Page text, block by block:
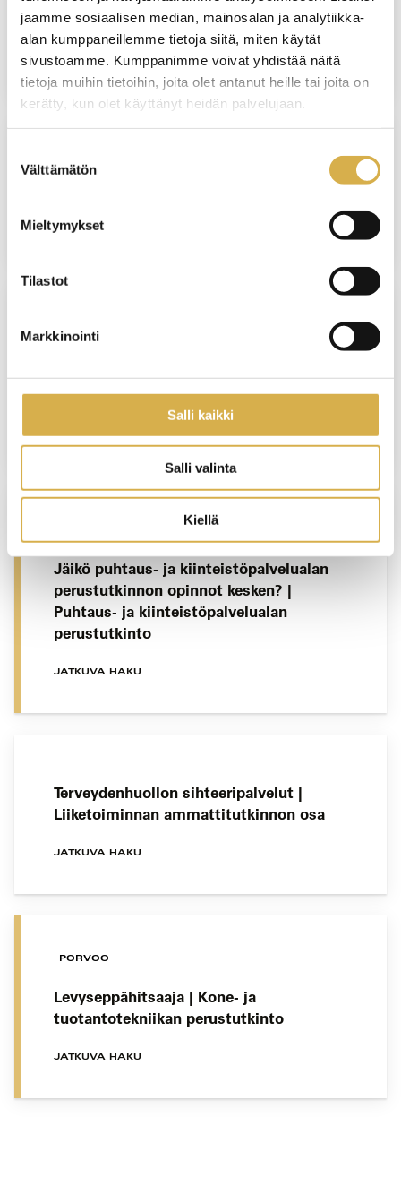
jaamme sosiaalisen median, mainosalan ja analytiikka-
alan kumppaneillemme tietoja siitä, miten käytät
sivustoamme. Kumppanimme voivat yhdistää näitä
tietoja muihin tietoihin, joita olet antanut heille tai joita on
kerätty, kun olet käyttänyt heidän palvelujaan.
valinta
Välttämätön
Mieltymykset
Tilastot
Markkinointi
Salli kaikki
Salli valinta
Kiellä
perustutkinto
JATKUVA HAKU
Talotekniikan ammattitutkinnon osa
esihenkilötyön erikoisammattitutkinto
Jäikö puhtaus- ja kiinteistöpalvelualan
perustutkinnon opinnot kesken? |
Puhtaus- ja kiinteistöpalvelualan
perustutkinto
JATKUVA HAKU
Terveydenhuollon sihteeripalvelut |
Liiketoiminnan ammattitutkinnon osa
JATKUVA HAKU
PORVOO
Levyseppähitsaaja | Kone- ja
tuotantotekniikan perustutkinto
JATKUVA HAKU